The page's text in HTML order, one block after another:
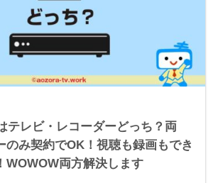
テレビ・レコーダーどっち？両
のみ契約でOK！視聴も録画もでき
WOWOW両方解決します